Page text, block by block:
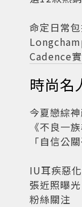
命定日常
Cadence
時尚名
今夏戀綜
《不良一
「自信公
老闆
IU耳疾惡
張近照曝
粉絲關注